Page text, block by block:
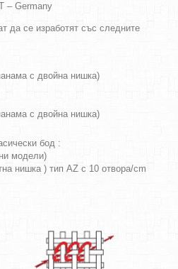
– Germany
да се изработят със следните
с двойна нишка)
с двойна нишка)
бод :
модели)
нишка ) тип AZ с 10 отвора/cm